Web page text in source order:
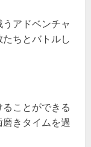
アドベンチャ
ちとバトルし
ことができる
きタイムを過